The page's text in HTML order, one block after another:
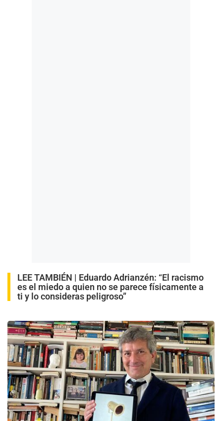
LEE TAMBIÉN | Eduardo Adrianzén: “El racismo
es el miedo a quien no se parece físicamente a
ti y lo consideras peligroso”